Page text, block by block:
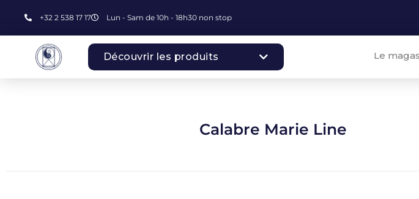
+32 2 538 17 17 Lun - Sam de 10h - 18h30 non stop
Découvrir les produits Le
Calabre Marie Line